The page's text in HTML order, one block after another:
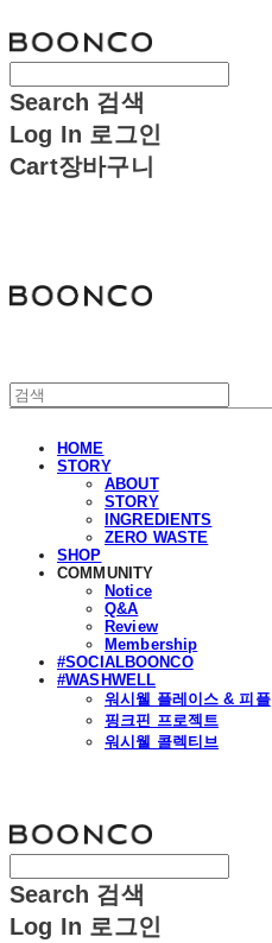
Search 검색
Log In 로그인
Cart장바구니
HOME
STORY
ABOUT
STORY
INGREDIENTS
ZERO WASTE
SHOP
COMMUNITY
Notice
Q&A
Review
Membership
#SOCIALBOONCO
#WASHWELL
워시웰 플레이스 & 피플
핑크핀 프로젝트
워시웰 콜렉티브
Search 검색
Log In 로그인